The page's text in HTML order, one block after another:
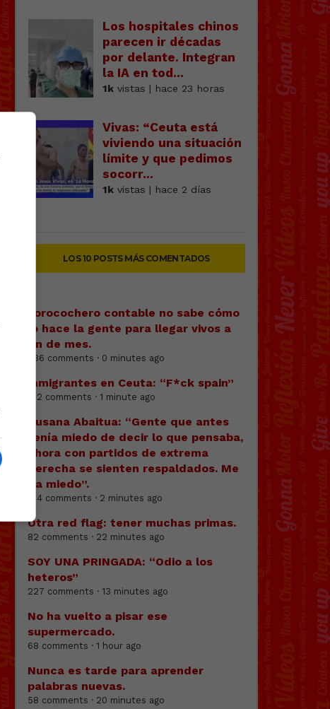
Los hospitales chinos
parecen ir décadas
por delante. Integran
la IA en tod...
1kvistas | hace 23 horas
Vivas: “Ceuta está
viviendo una situación
límite y que pedimos
socorr...
1kvistas | hace 2 días
LOS 10 POSTS MÁS COMENTADOS
Forocochero contable no sabe cómo
lo hace la gente para llegar vivos a
fin de mes.
336 comments · 0 minutes ago
Inmigrantes en Ceuta: “F*ck spain”
162 comments · 1 minute ago
Susana Abaitua: “Gente que antes
tenía miedo de decir lo que pensaba,
ahora con partidos de extrema
derecha se sienten respaldados. Me
da miedo”.
134 comments · 2 minutes ago
Otra red flag: tener muchas primas.
82 comments · 22 minutes ago
SOY UNA PRINGADA: “Odio a los
heteros”
227 comments · 13 minutes ago
No ha vuelto a pisar ese
supermercado.
68 comments · 1 hour ago
Nunca es tarde para aprender
palabras nuevas.
58 comments · 20 minutes ago